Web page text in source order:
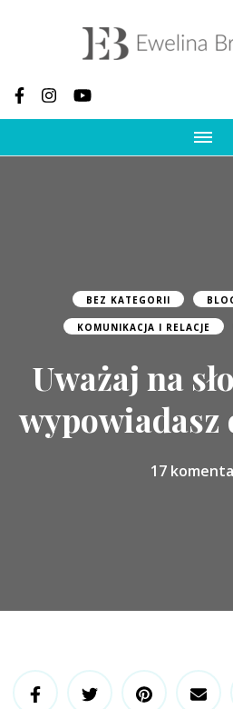
i
Psychoterapia, terapia
BEZ KATEGORII
KOMUNIKACJA I RELACJE
Uważaj na
wypowiadasz
17